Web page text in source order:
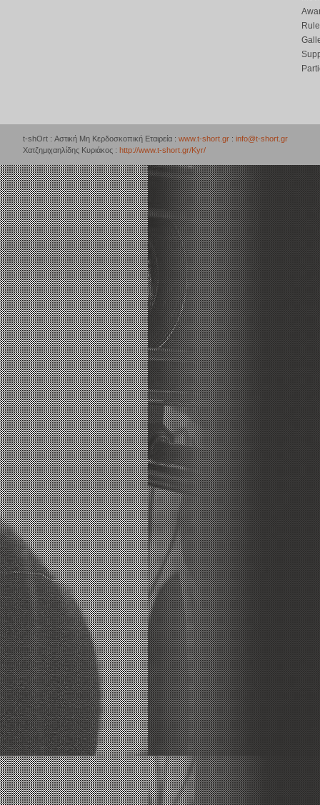
t-shOrt : Αστική Μη Κερδοσκοπική Εταιρεία : www.t-short.gr : info@t-short.gr
Χατζημιχαηλίδης Κυριάκος : http://www.t-short.gr/Kyr/